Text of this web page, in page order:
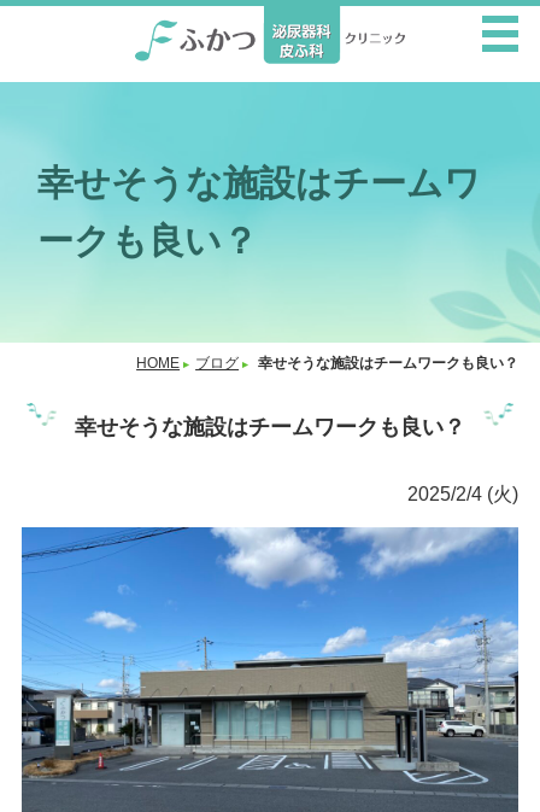
幸せそうな施設はチームワ
ークも良い？
HOME ブログ 幸せそうな施設はチームワークも良い？
幸せそうな施設はチームワークも良い？
2025/2/4 (火)